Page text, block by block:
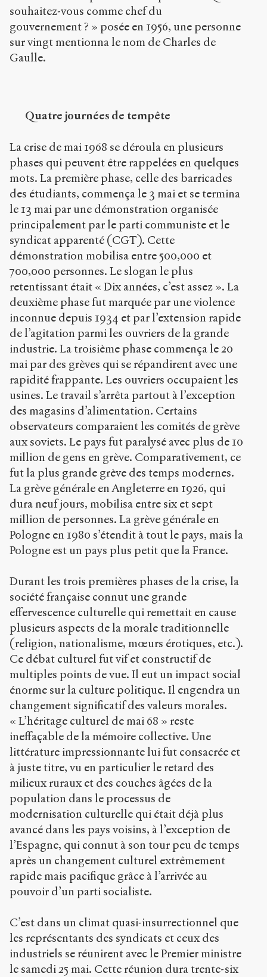
souhaitez-vous comme chef du
gouvernement ? » posée en 1956, une personne
sur vingt mentionna le nom de Charles de
Gaulle.
Quatre journées de tempête
La crise de mai 1968 se déroula en plusieurs
phases qui peuvent être rappelées en quelques
mots. La première phase, celle des barricades
des étudiants, commença le 3 mai et se termina
le 13 mai par une démonstration organisée
principalement par le parti communiste et le
syndicat apparenté (CGT). Cette
démonstration mobilisa entre 500,000 et
700,000 personnes. Le slogan le plus
retentissant était « Dix années, c’est assez ». La
deuxième phase fut marquée par une violence
inconnue depuis 1934 et par l’extension rapide
de l’agitation parmi les ouvriers de la grande
industrie. La troisième phase commença le 20
mai par des grèves qui se répandirent avec une
rapidité frappante. Les ouvriers occupaient les
usines. Le travail s’arrêta partout à l’exception
des magasins d’alimentation. Certains
observateurs comparaient les comités de grève
aux soviets. Le pays fut paralysé avec plus de 10
million de gens en grève. Comparativement, ce
fut la plus grande grève des temps modernes.
La grève générale en Angleterre en 1926, qui
dura neuf jours, mobilisa entre six et sept
million de personnes. La grève générale en
Pologne en 1980 s’étendit à tout le pays, mais la
Pologne est un pays plus petit que la France.
Durant les trois premières phases de la crise, la
société française connut une grande
effervescence culturelle qui remettait en cause
plusieurs aspects de la morale traditionnelle
(religion, nationalisme, mœurs érotiques, etc.).
Ce débat culturel fut vif et constructif de
multiples points de vue. Il eut un impact social
énorme sur la culture politique. Il engendra un
changement significatif des valeurs morales.
« L’héritage culturel de mai 68 » reste
ineffaçable de la mémoire collective. Une
littérature impressionnante lui fut consacrée et
à juste titre, vu en particulier le retard des
milieux ruraux et des couches âgées de la
population dans le processus de
modernisation culturelle qui était déjà plus
avancé dans les pays voisins, à l’exception de
l’Espagne, qui connut à son tour peu de temps
après un changement culturel extrêmement
rapide mais pacifique grâce à l’arrivée au
pouvoir d’un parti socialiste.
C’est dans un climat quasi-insurrectionnel que
les représentants des syndicats et ceux des
industriels se réunirent avec le Premier ministre
le samedi 25 mai. Cette réunion dura trente-six